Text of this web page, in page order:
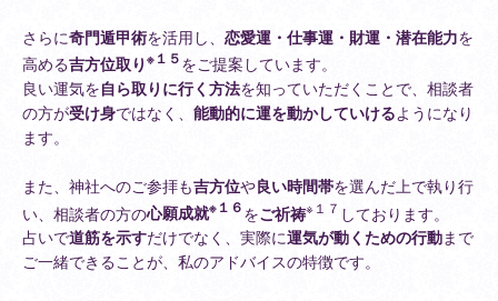
さらに奇門遁甲術を活用し、 恋愛運・仕事運・財運・潜在能力を
高める吉方位取り※１５をご提案しています。
良い運気を自ら取りに行く方法を知っていただくことで、相談者
の方が受け身ではなく、 能動的に運を動かしていけるようになり
ます。
また、神社へのご参拝も吉方位や良い時間帯を選んだ上で執り行
い、相談者の方の心願成就※１６をご祈祷※１７ しております。
占いで道筋を示すだけでなく、実際に運気が動くための行動まで
ご一緒できることが、私のアドバイスの特徴です。